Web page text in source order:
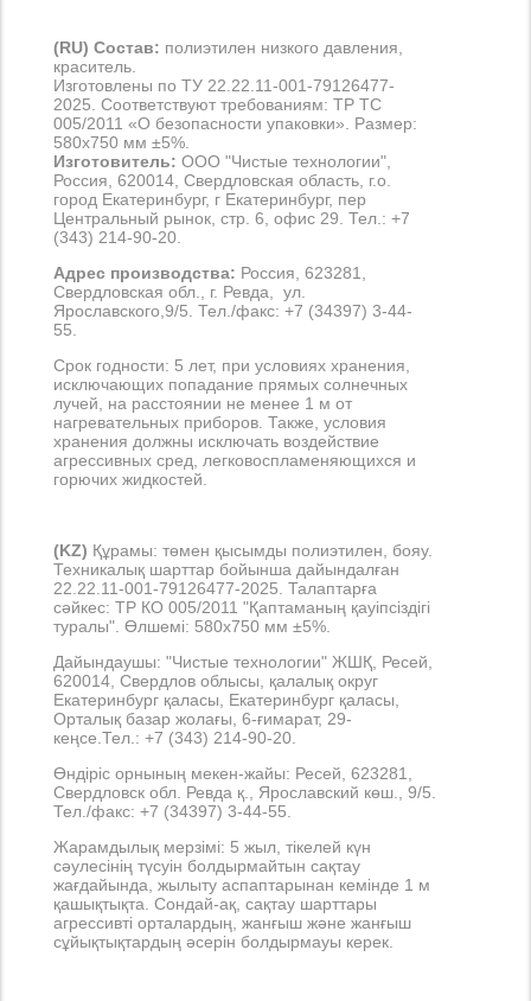
(RU) Состав: полиэтилен низкого давления,
краситель.
Изготовлены по ТУ 22.22.11-001-79126477-
2025. Соответствуют требованиям: ТР ТС
005/2011 «О безопасности упаковки». Размер:
580х750 мм ±5%.
Изготовитель: ООО "Чистые технологии",
Россия, 620014, Свердловская область, г.о.
город Екатеринбург, г Екатеринбург, пер
Центральный рынок, стр. 6, офис 29. Тел.: +7
(343) 214-90-20.
Адрес производства: Россия, 623281,
Свердловская обл., г. Ревда, ул.
Ярославского,9/5. Тел./факс: +7 (34397) 3-44-
55.
Срок годности: 5 лет, при условиях хранения,
исключающих попадание прямых солнечных
лучей, на расстоянии не менее 1 м от
нагревательных приборов. Также, условия
хранения должны исключать воздействие
агрессивных сред, легковоспламеняющихся и
горючих жидкостей.
(KZ) Құрамы: төмен қысымды полиэтилен, бояу.
Техникалық шарттар бойынша дайындалған
22.22.11-001-79126477-2025. Талаптарға
сәйкес: ТР КО 005/2011 "Қаптаманың қауіпсіздігі
туралы". Өлшемі: 580х750 мм ±5%.
Дайындаушы: "Чистые технологии" ЖШҚ, Ресей,
620014, Свердлов облысы, қалалық округ
Екатеринбург қаласы, Екатеринбург қаласы,
Орталық базар жолағы, 6-ғимарат, 29-
кеңсе.Тел.: +7 (343) 214-90-20.
Өндіріс орнының мекен-жайы: Ресей, 623281,
Свердловск обл. Ревда қ., Ярославский көш., 9/5.
Тел./факс: +7 (34397) 3-44-55.
Жарамдылық мерзімі: 5 жыл, тікелей күн
сәулесінің түсуін болдырмайтын сақтау
жағдайында, жылыту аспаптарынан кемінде 1 м
қашықтықта. Сондай-ақ, сақтау шарттары
агрессивті орталардың, жанғыш және жанғыш
сұйықтықтардың әсерін болдырмауы керек.